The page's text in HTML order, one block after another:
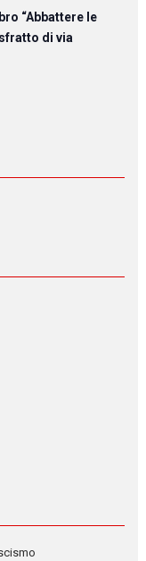
“Abbattere le
di via